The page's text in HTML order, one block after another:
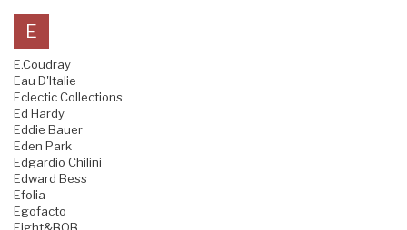
E
E.Coudray
Eau D'Italie
Eclectic Collections
Ed Hardy
Eddie Bauer
Eden Park
Edgardio Chilini
Edward Bess
Efolia
Egofacto